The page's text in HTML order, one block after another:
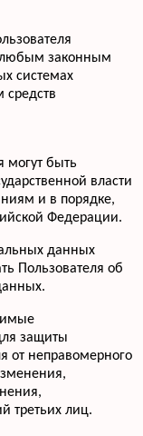
любым законным
системах
средств
могут быть
власти
и в порядке,
Федерации.
данных
Пользователя об
защиты
от неправомерного
третьих лиц.